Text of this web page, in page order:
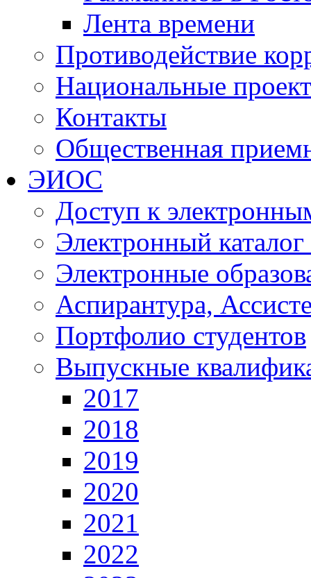
Лента времени
Противодействие
Национальные
Контакты
Общественная
ЭИОС
Доступ к
Электронный
Электронные
Аспирантура,
Портфолио студентов
Выпускные
2017
2018
2019
2020
2021
2022